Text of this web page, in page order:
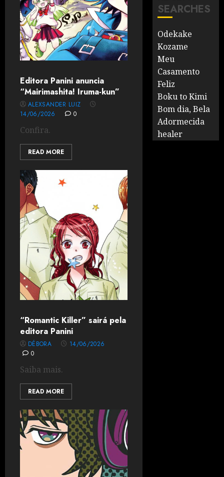
Editora Panini anuncia
“Mairimashita! Iruma-kun”
ALEXSANDER LUIZ
14/06/2026
0
Confira.
READ MORE
“Romantic Killer” sairá pela
editora Panini
DÉBORA
14/06/2026
0
Saiba mais.
READ MORE
SEARCHES
Odekake
Kozame
Meu
Casamento
Feliz
Boku to Kimi
Bom dia, Bela
Adormecida
healer